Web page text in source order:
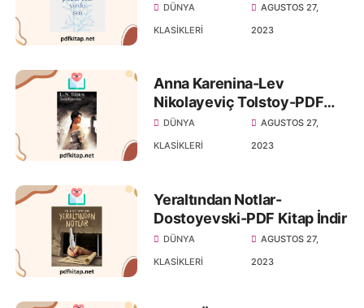
DÜNYA
KLASIKLERI
AGUSTOS 27,
2023
Anna Karenina-Lev
Nikolayeviç Tolstoy-PDF
Kitap İndir
DÜNYA
KLASIKLERI
AGUSTOS 27,
2023
Yeraltından Notlar-
Dostoyevski-PDF Kitap İndir
DÜNYA
KLASIKLERI
AGUSTOS 27,
2023